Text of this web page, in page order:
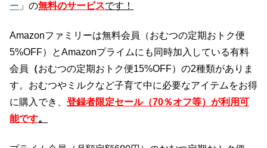
ー 」の無料のサービスです！
Amazonファミリーは無料会員（おむつの定期おトク便
5%OFF）とAmazonプライムにも同時加入している有料
会員
（おむつの定期おトク便15%OFF）の2種類がありま
す。おむつやミルクなど子育て中に必要なアイテムをお得
に購入でき、 登録者限定セール（70％オフ等）が利用可
能です。